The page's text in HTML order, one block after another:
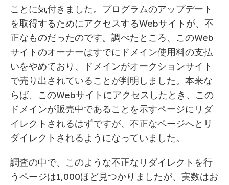
ことに気付きました。プログラムのアップデート
を取得するためにアクセスするWebサイトが、不
正なものだったのです。調べたところ、このWeb
サイトのオーナーはすでにドメイン使用料の支払
いをやめており、ドメインがオークションサイト
で売り出されていることが判明しました。本来な
らば、このWebサイトにアクセスしたとき、この
ドメインが販売中であることを示すページにリダ
イレクトされるはずですが、不正なページへとリ
ダイレクトされるようになっていました。
調査の中で、このような不正なリダイレクトを行
うページは1,000ほど見つかりましたが、実数はお